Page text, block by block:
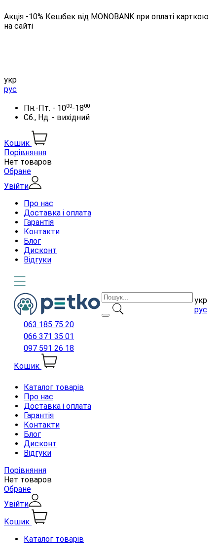
Акція -10% Кешбек від MONOBANK при оплаті карткою
на сайті
укр
рус
Пн.-Пт. - 1000-1800
Сб., Нд. - вихідний
Кошик
Порівняння
Нет товаров
Обране
Увійти
Про нас
Доставка і оплата
Гарантія
Контакти
Блог
Дисконт
Відгуки
укр
рус
063 185 75 20
066 371 35 01
097 591 26 18
Кошик
Каталог товарів
Про нас
Доставка і оплата
Гарантія
Контакти
Блог
Дисконт
Відгуки
Порівняння
Нет товаров
Обране
Увійти
Кошик
Каталог товарів